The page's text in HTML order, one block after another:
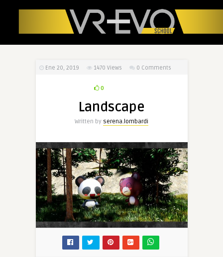
Ene 20, 2019 1470 Views 0 Comments
0
Landscape
Written by serena.lombardi